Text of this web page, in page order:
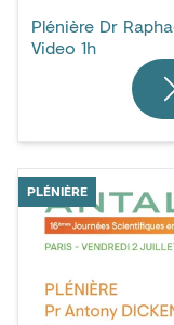
Plénière Dr
Video 1h
PLÉNIÈRE